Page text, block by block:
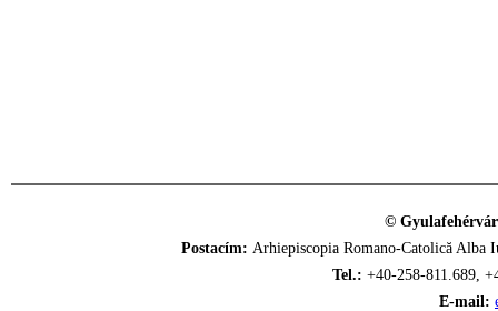
©
Postacím: Arhiepiscopia Romano-Catolică
Tel.: +40-258-811.689,
E-mail: